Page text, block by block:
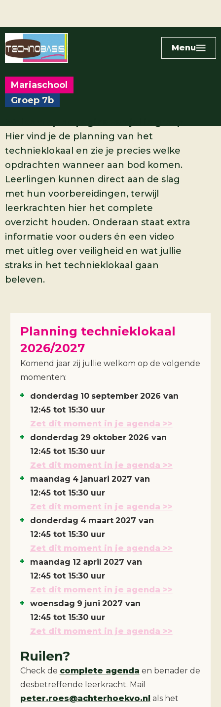
Menu
Mariaschool
Groep 7b
Hier vind je de planning van het
technieklokaal en zie je precies welke
opdrachten wanneer aan bod komen.
Leerlingen kunnen direct aan de slag
met hun voorbereidingen, terwijl
leerkrachten hier het complete
overzicht houden. Onderaan staat extra
informatie voor ouders én een video
met uitleg over veiligheid en wat jullie
straks in het technieklokaal gaan
beleven.
Planning technieklokaal
2026/2027
Komend jaar zij jullie welkom op de volgende
momenten:
donderdag 10 september 2026 van
12:45 tot 15:30 uur
Zet dit moment in je agenda >>
donderdag 29 oktober 2026 van
12:45 tot 15:30 uur
Zet dit moment in je agenda >>
maandag 4 januari 2027 van
12:45 tot 15:30 uur
Zet dit moment in je agenda >>
donderdag 4 maart 2027 van
12:45 tot 15:30 uur
Zet dit moment in je agenda >>
maandag 12 april 2027 van
12:45 tot 15:30 uur
Zet dit moment in je agenda >>
woensdag 9 juni 2027 van
12:45 tot 15:30 uur
Zet dit moment in je agenda >>
Ruilen?
Check de complete agenda en benader de
desbetreffende leerkracht. Mail
peter.roes@achterhoekvo.nl als het